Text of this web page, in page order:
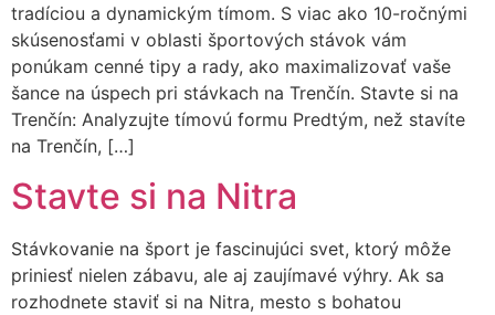
tradíciou a dynamickým tímom. S viac ako 10-ročnými
skúsenosťami v oblasti športových stávok vám
ponúkam cenné tipy a rady, ako maximalizovať vaše
šance na úspech pri stávkach na Trenčín. Stavte si na
Trenčín: Analyzujte tímovú formu Predtým, než stavíte
na Trenčín, […]
Stavte si na Nitra
Stávkovanie na šport je fascinujúci svet, ktorý môže
priniesť nielen zábavu, ale aj zaujímavé výhry. Ak sa
rozhodnete staviť si na Nitra, mesto s bohatou